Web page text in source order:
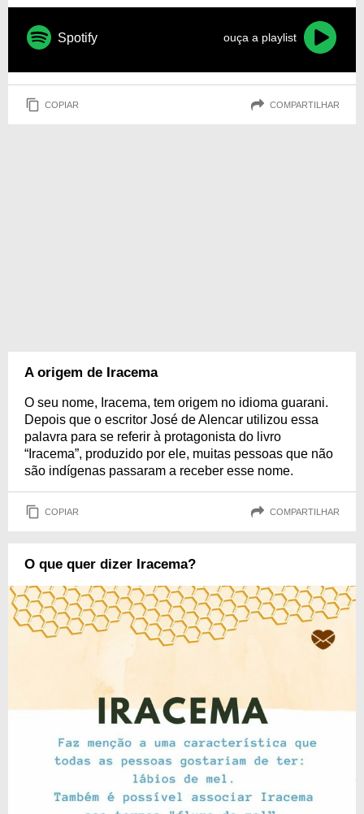
Spotify ouça a playlist
COPIAR COMPARTILHAR
A origem de Iracema
O seu nome, Iracema, tem origem no idioma guarani.
Depois que o escritor José de Alencar utilizou essa
palavra para se referir à protagonista do livro
“Iracema”, produzido por ele, muitas pessoas que não
são indígenas passaram a receber esse nome.
COPIAR COMPARTILHAR
O que quer dizer Iracema?